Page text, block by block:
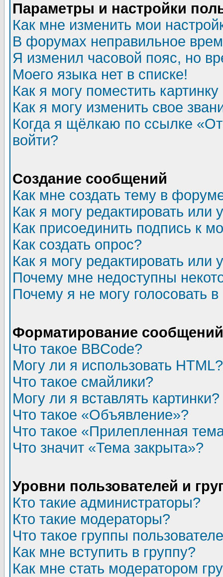
Параметры и настройки
Как мне изменить мои
В форумах неправильное
Я изменил часовой пояс, но
Моего языка нет в списке!
Как я могу поместить
Как я могу изменить свое
Когда я щёлкаю по ссылке
войти?
Создание сообщений
Как мне создать тему в
Как я могу редактировать или
Как присоединить подпись к
Как создать опрос?
Как я могу редактировать или
Почему мне недоступны
Почему я не могу голосовать
Форматирование
Что такое BBCode?
Могу ли я использовать HTML?
Что такое смайлики?
Могу ли я вставлять картинки?
Что такое «Объявление»?
Что такое «Прилепленная
Что значит «Тема закрыта»?
Уровни пользователей и
Кто такие администраторы?
Кто такие модераторы?
Что такое группы
Как мне вступить в группу?
Как мне стать модератором